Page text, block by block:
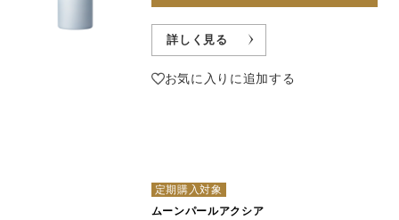
詳しく見る
お気に入りに追加する
定期購入対象
ムーンパールアクシア